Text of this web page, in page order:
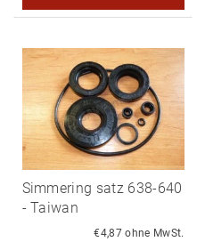
Simmering satz 638-640
- Taiwan
€4,87 ohne MwSt.